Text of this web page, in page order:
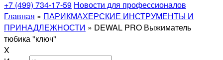
+7 (499) 734-17-59 Новости для профессионалов
Главная » ПАРИКМАХЕРСКИЕ ИНСТРУМЕНТЫ И
ПРИНАДЛЕЖНОСТИ » DEWAL PRO Выжиматель
тюбика "ключ"
X